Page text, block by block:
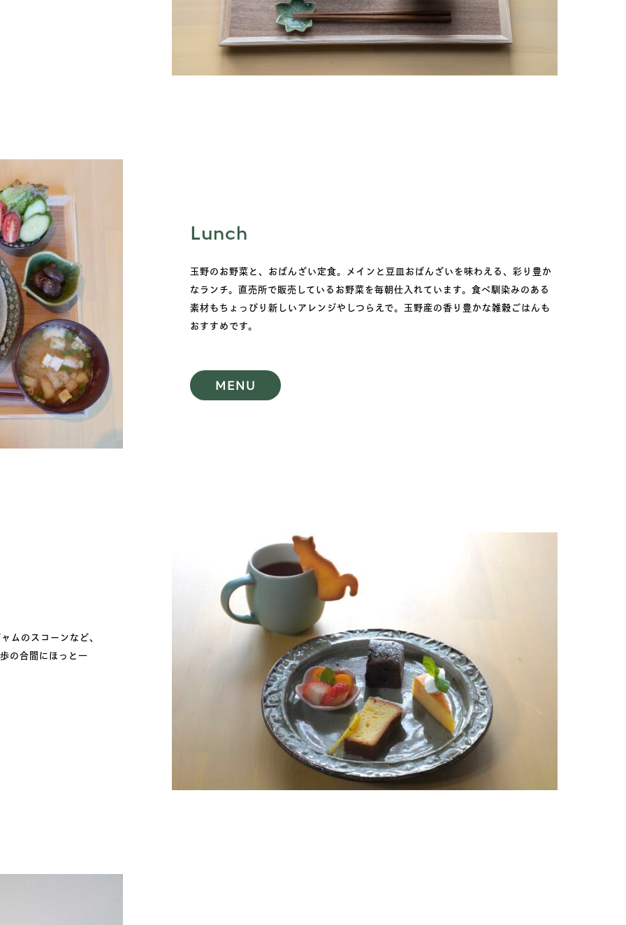
Lunch
玉野のお野菜と、おばんざい定食。メインと豆皿おばんざいを味わえる、彩り豊か
なランチ。直売所で販売しているお野菜を毎朝仕入れています。食べ馴染みのある
素材もちょっぴり新しいアレンジやしつらえで。玉野産の香り豊かな雑穀ごはんも
おすすめです。
MENU
ムのスコーンなど、
の合間にほっと一